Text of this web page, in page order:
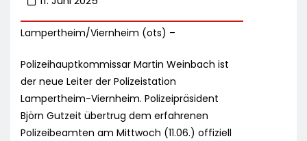
Lampertheim/Viernheim (ots) –
Polizeihauptkommissar Martin Weinbach ist
der neue Leiter der Polizeistation
Lampertheim-Viernheim. Polizeipräsident
Björn Gutzeit übertrug dem erfahrenen
Polizeibeamten am Mittwoch (11.06.) offiziell